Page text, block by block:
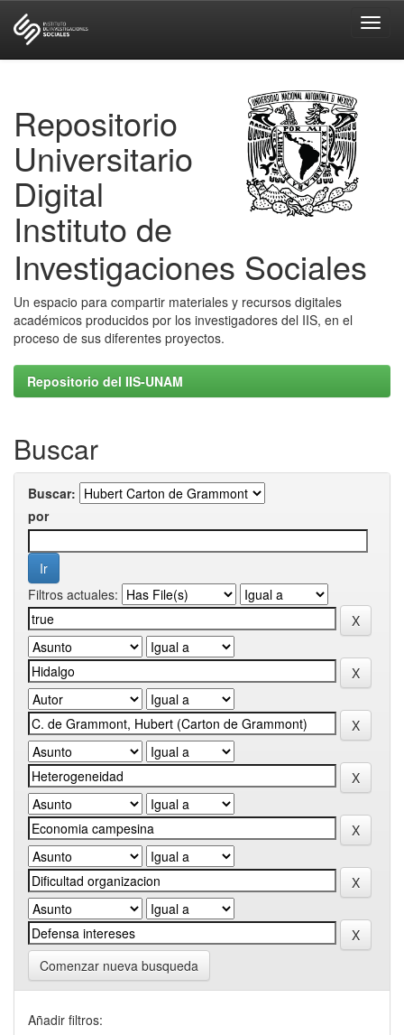
Repositorio
Universitario
Digital
Instituto de
Investigaciones Sociales
Un espacio para compartir materiales y recursos digitales
académicos producidos por los investigadores del IIS, en el
proceso de sus diferentes proyectos.
Repositorio del IIS-UNAM
Buscar
Buscar:
por
Filtros actuales:
Comenzar nueva busqueda
Añadir filtros: